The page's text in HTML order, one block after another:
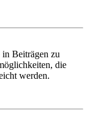
Beiträgen zu
die
werden.